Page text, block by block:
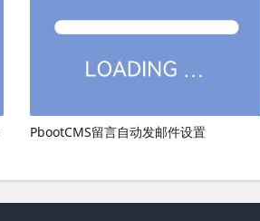
PbootCMS留言自动发邮件设置